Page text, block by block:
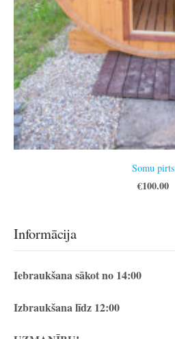
Informācija
Iebraukšana sākot no 14:00
Izbraukšana līdz 12:00
Somu pirts
€100.00